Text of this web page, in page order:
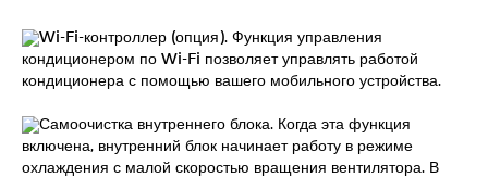
Wi-Fi-контроллер (опция). Функция управления
кондиционером по Wi-Fi позволяет управлять работой
кондиционера с помощью вашего мобильного устройства.
Самоочистка внутреннего блока. Когда эта функция
включена, внутренний блок начинает работу в режиме
охлаждения с малой скоростью вращения вентилятора. В